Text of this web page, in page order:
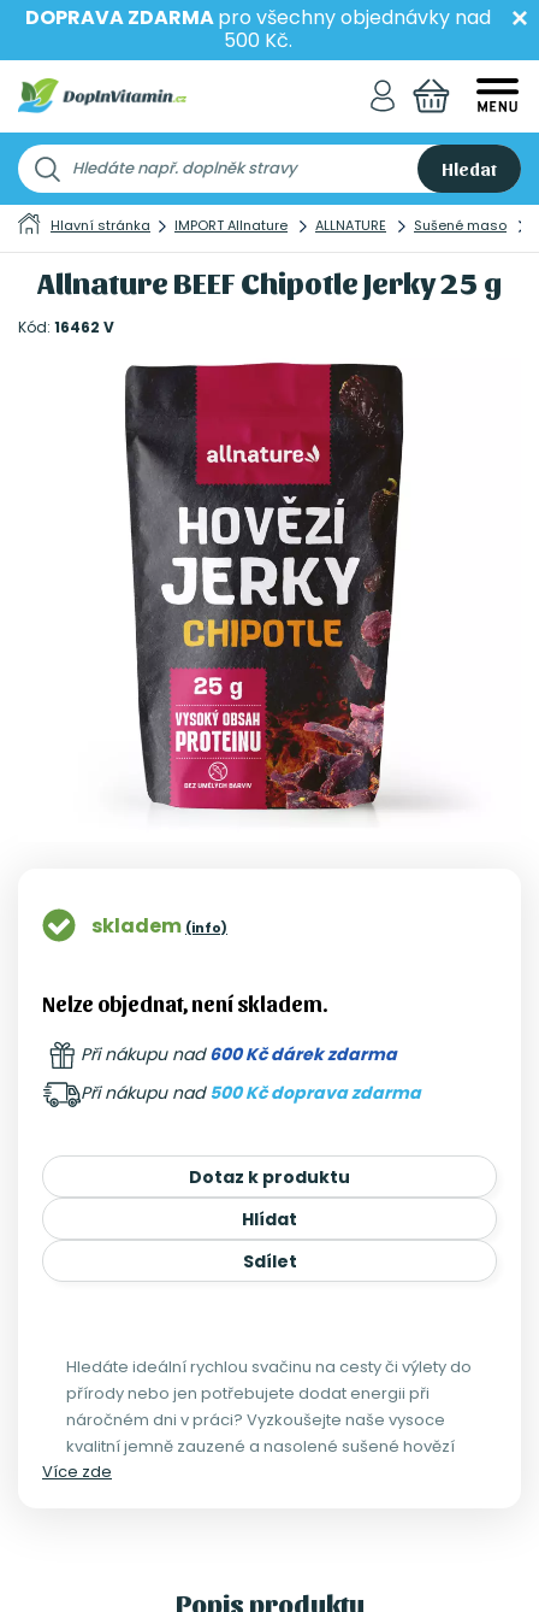
DOPRAVA ZDARMApro všechny objednávky nad
500 Kč.
Hledat
Hlavní stránka IMPORT Allnature ALLNATURE Sušené maso
Allnature BEEF Chipotle Jerky 25 g
Kód: 16462 V
skladem (info)
Nelze objednat, není skladem.
Při nákupu nad600 Kč dárek zdarma
Při nákupu nad 500 Kč doprava zdarma
Dotaz k produktu
Hlídat
Sdílet
Hledáte ideální rychlou svačinu na cesty či výlety do
přírody nebo jen potřebujete dodat energii při
náročném dni v práci? Vyzkoušejte naše vysoce
kvalitní jemně zauzené a nasolené sušené hovězí
maso s příchutí sušená a zauzené verze papričky
Více zde
Popis produktu